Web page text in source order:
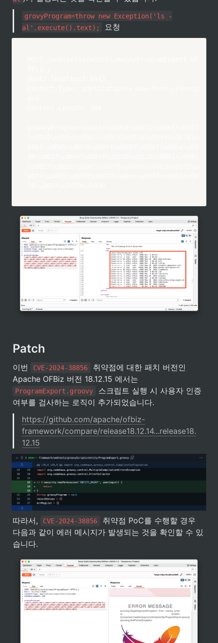
grovyProgram=throw new Exception('ls -
al'.execute().text);
요청
Patch
이번 CVE-2024-38856
취약점에 대한 패치 버전인
ProgramExport.groovy
스크립트 실행 시 사용자 인증
여부를 검사하는 로직이 추가되었습니다.
https://github.com/apache/ofbiz-
framework/compare/release18.12.14...release18.
12.15
따라서, CVE-2024-38856
취약점 PoC를 수행할 경우
다음과 같이 에러 메시지가 발생되는 것을 확인할 수 있
습니다.